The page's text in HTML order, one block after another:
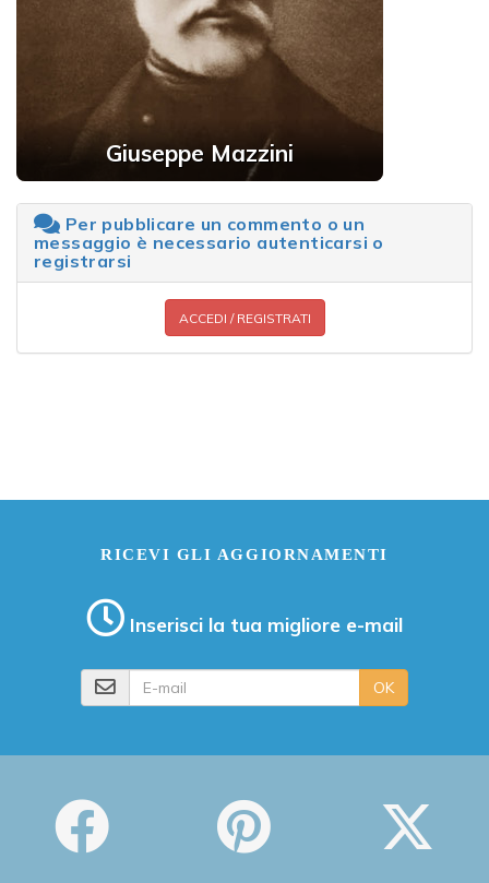
Giuseppe Mazzini
Per pubblicare un commento o un
messaggio è necessario autenticarsi o
registrarsi
ACCEDI / REGISTRATI
RICEVI GLI AGGIORNAMENTI
Inserisci la tua migliore e-mail
OK